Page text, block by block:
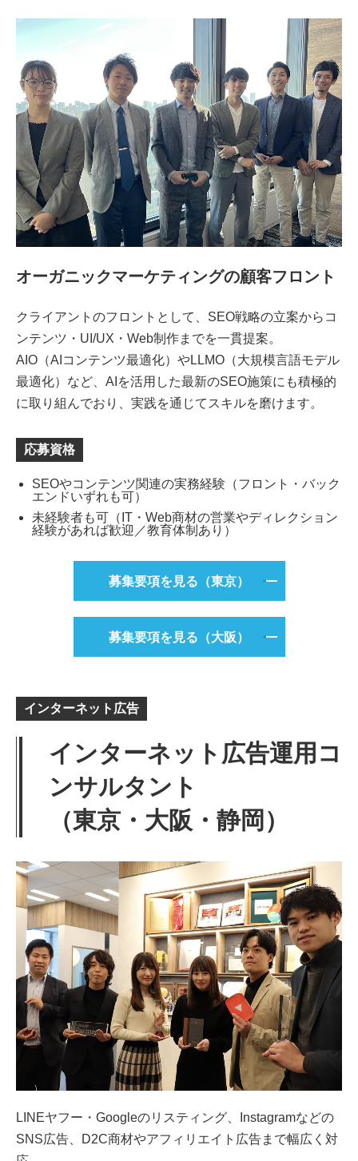
オーガニックマーケティングの顧客フロント
クライアントのフロントとして、SEO戦略の立案からコ
ンテンツ・UI/UX・Web制作までを一貫提案。
AIO（AIコンテンツ最適化）やLLMO（大規模言語モデル
最適化）など、AIを活用した最新のSEO施策にも積極的
に取り組んでおり、実践を通じてスキルを磨けます。
応募資格
SEOやコンテンツ関連の実務経験（フロント・バック
エンドいずれも可）
未経験者も可（IT・Web商材の営業やディレクション
経験があれば歓迎／教育体制あり）
募集要項を見る（東京）
募集要項を見る（大阪）
インターネット広告
インターネット広告運用コ
ンサルタント
（東京・大阪・静岡）
LINEヤフー・Googleのリスティング、Instagramなどの
SNS広告、D2C商材やアフィリエイト広告まで幅広く対